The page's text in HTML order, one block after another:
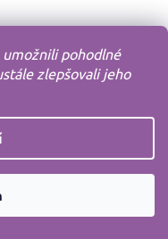
umožnili pohodlné
zlepšovali jeho